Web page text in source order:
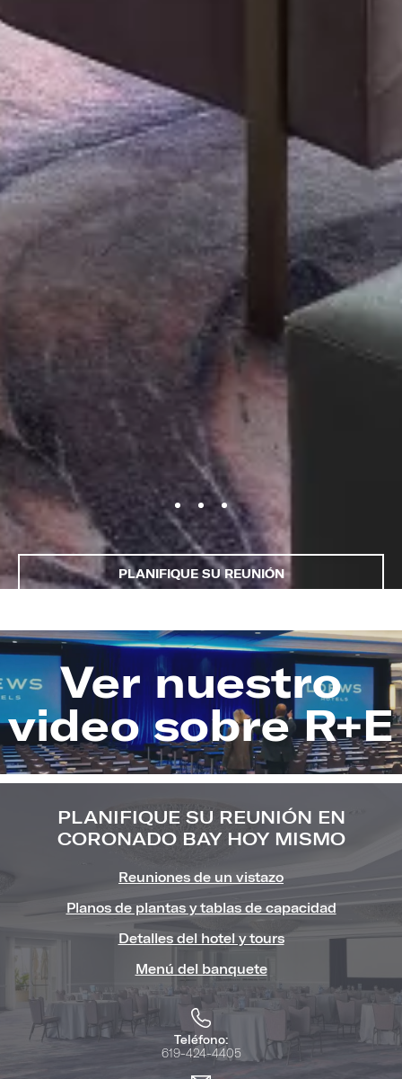
PLANIFIQUE SU REUNIÓN EN
CORONADO BAY HOY MISMO
Reuniones de un vistazo
Planos de plantas y tablas de capacidad
Detalles del hotel y tours
Menú del banquete
Teléfono:
619-424-4405
PLANIFIQUE SU REUNIÓN
Image
(Gallery
&
Events
Video")
Ver nuestro
video sobre R+E